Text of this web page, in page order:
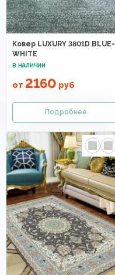
Ковер LUXURY 3801D BLUE-
WHITE
от 2160 руб